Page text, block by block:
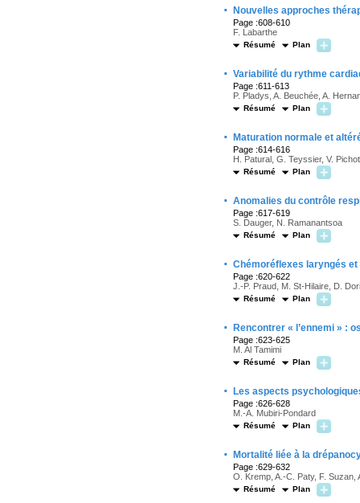
· Nouvelles approches
Page :608-610
F. Labarthe
Résumé Plan
· Variabilité du rythme
Page :611-613
P. Pladys, A. Beuchée, A.
Résumé Plan
· Maturation normale et
Page :614-616
H. Patural, G. Teyssier, V.
Résumé Plan
· Anomalies du contrôle
Page :617-619
S. Dauger, N. Ramanantsoa
Résumé Plan
· Chémoréflexes laryngés
Page :620-622
J.-P. Praud, M. St-Hilaire, D.
Résumé Plan
· Rencontrer « l’ennemi » :
Page :623-625
M. Al Tamimi
Résumé Plan
· Les aspects
Page :626-628
M.-A. Mubiri-Pondard
Résumé Plan
· Mortalité liée à la
Page :629-632
O. Kremp, A.-C. Paty, F. Suzan,
Résumé Plan